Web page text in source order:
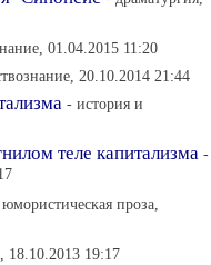
01.04.2015 11:20
20.10.2014 21:44
- история и
теле капитализма -
проза,
19:17